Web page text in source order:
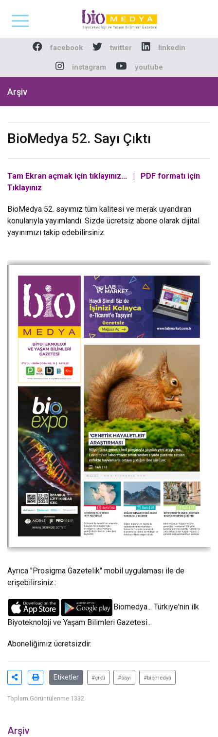
Biomedya -
facebook twitter linkedin
instagram youtube
Arşiv
BioMedya 52. Sayı Çıktı
Tam Ekran açmak için tıklayınız... | PDF formatı için
Tıklayınız
BioMedya 52. sayımız tüm kalitesi ve merak uyandıran
konularıyla yayımlandı. Sizde ücretsiz abone olarak dijital
yayınımızı takip edebilirsiniz.
Ayrıca "Prosigma Gazetelik" mobil uygulaması ile de
erişebilirsiniz.:
Biomedya... Türkiye'nin ilk
Biyoteknoloji ve Yaşam Bilimleri Gazetesi...
Aboneliğimiz ücretsizdir.
Etiketler #çıktı #sayı #biomedya
Toplam Görüntülenme 1332
Arşiv